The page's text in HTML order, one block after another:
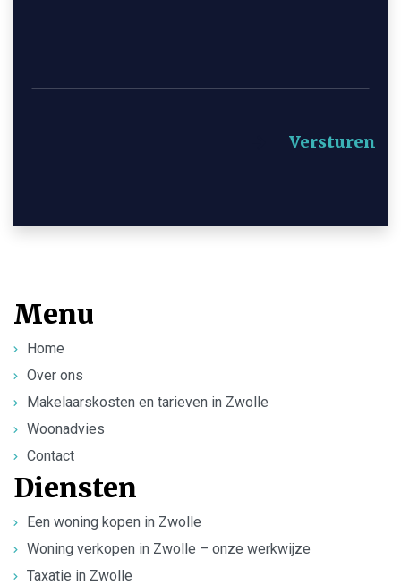
Versturen
Menu
Home
Over ons
Makelaarskosten en tarieven in Zwolle
Woonadvies
Contact
Diensten
Een woning kopen in Zwolle
Woning verkopen in Zwolle – onze werkwijze
Taxatie in Zwolle